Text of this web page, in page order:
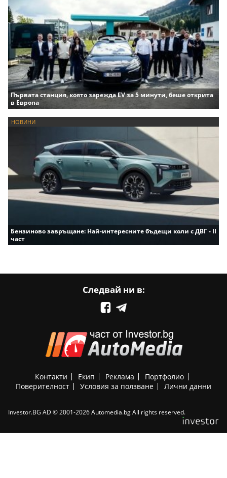
Първата станция, която зарежда EV за 5 минути, беше открита
в Европа
НОВИНИ
Бензиново завръщане: Най-интересните бъдещи коли с ДВГ - II
част
Следвай ни в:
Контакти Екип Реклама
Портфолио
Поверителност
Условия за ползване Лични данни
Investor.BG AD © 2001-2026 Automedia.bg All rights reserved.